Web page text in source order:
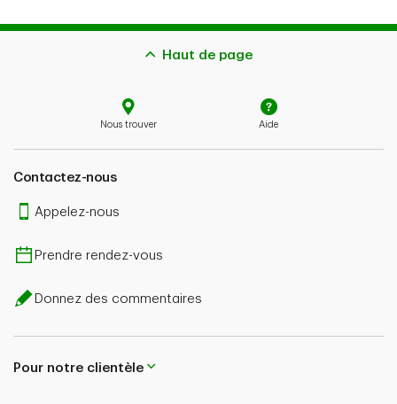
Haut de page
Nous trouver Aide
Contactez-nous
Appelez-nous
Prendre rendez-vous
Donnez des commentaires
Pour notre clientèle